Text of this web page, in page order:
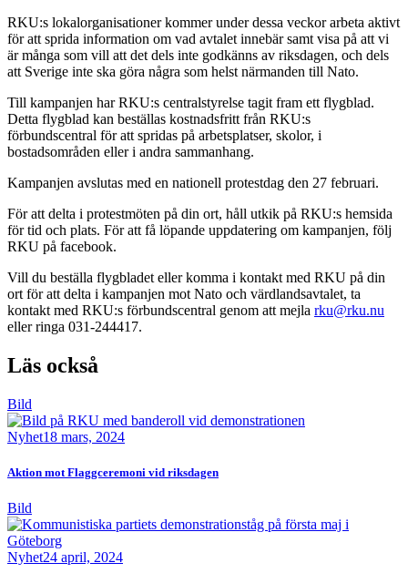
RKU:s lokalorganisationer kommer under dessa veckor arbeta aktivt
för att sprida information om vad avtalet innebär samt visa på att vi
är många som vill att det dels inte godkänns av riksdagen, och dels
att Sverige inte ska göra några som helst närmanden till Nato.
Till kampanjen har RKU:s centralstyrelse tagit fram ett flygblad.
Detta flygblad kan beställas kostnadsfritt från RKU:s
förbundscentral för att spridas på arbetsplatser, skolor, i
bostadsområden eller i andra sammanhang.
Kampanjen avslutas med en nationell protestdag den 27 februari.
För att delta i protestmöten på din ort, håll utkik på RKU:s hemsida
för tid och plats. För att få löpande uppdatering om kampanjen, följ
RKU på facebook.
Vill du beställa flygbladet eller komma i kontakt med RKU på din
ort för att delta i kampanjen mot Nato och värdlandsavtalet, ta
kontakt med RKU:s förbundscentral genom att mejla rku@rku.nu
eller ringa 031-244417.
Läs också
Bild
Nyhet18 mars, 2024
Aktion mot Flaggceremoni vid riksdagen
Bild
Nyhet24 april, 2024